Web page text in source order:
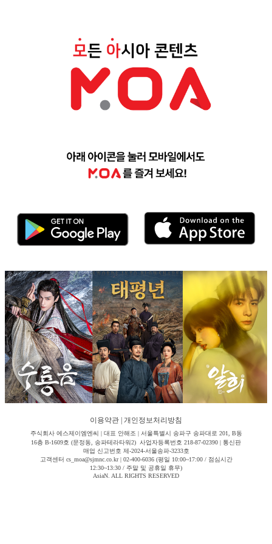
이용약관 개인정보처리방침
주식회사 에스제이엠엔씨 | 대표 안해조 | 서울특별시 송파구 송파대로 201, B동
16층 B-1609호 (문정동, 송파테라타워2) 사업자등록번호 218-87-02390 | 통신판
매업 신고번호 제-2024-서울송파-3233호
고객센터 cs_moa@sjmnc.co.kr | 02-400-6036 (평일 10:00~17:00 / 점심시간
12:30~13:30 / 주말 및 공휴일 휴무)
AsiaN. ALL RIGHTS RESERVED